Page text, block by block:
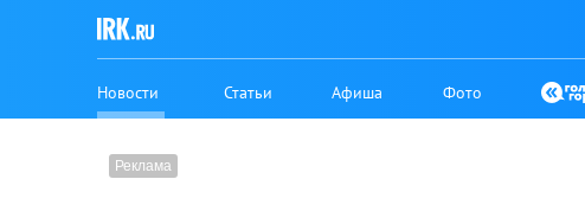
Новости Статьи Афиша Фото